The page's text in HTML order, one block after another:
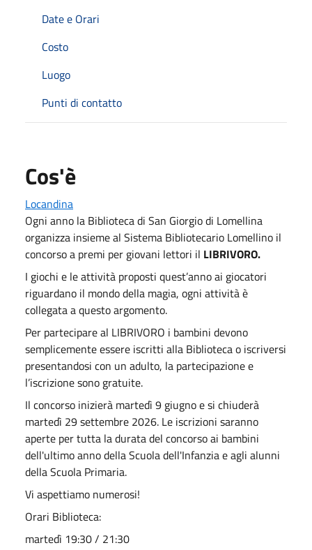
Date e Orari
Costo
Luogo
Punti di contatto
Cos'è
Locandina
Ogni anno la Biblioteca di San Giorgio di Lomellina
organizza insieme al Sistema Bibliotecario Lomellino il
concorso a premi per giovani lettori il LIBRIVORO.
I giochi e le attività proposti quest’anno ai giocatori
riguardano il mondo della magia, ogni attività è
collegata a questo argomento.
Per partecipare al LIBRIVORO i bambini devono
semplicemente essere iscritti alla Biblioteca o iscriversi
presentandosi con un adulto, la partecipazione e
l’iscrizione sono gratuite.
Il concorso inizierà martedì 9 giugno e si chiuderà
martedì 29 settembre 2026. Le iscrizioni saranno
aperte per tutta la durata del concorso ai bambini
dell'ultimo anno della Scuola dell'Infanzia e agli alunni
della Scuola Primaria.
Vi aspettiamo numerosi!
Orari Biblioteca:
martedì 19:30 / 21:30